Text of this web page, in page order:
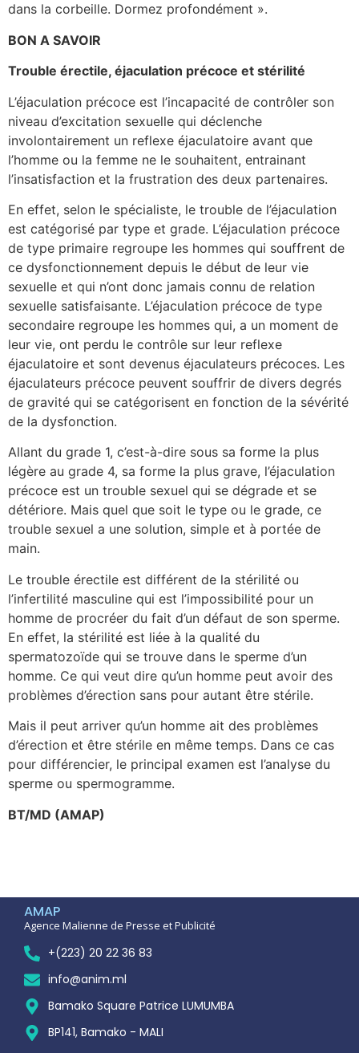
dans la corbeille. Dormez profondément ».
BON A SAVOIR
Trouble érectile, éjaculation précoce et stérilité
L’éjaculation précoce est l’incapacité de contrôler son
niveau d’excitation sexuelle qui déclenche
involontairement un reflexe éjaculatoire avant que
l’homme ou la femme ne le souhaitent, entrainant
l’insatisfaction et la frustration des deux partenaires.
En effet, selon le spécialiste, le trouble de l’éjaculation
est catégorisé par type et grade. L’éjaculation précoce
de type primaire regroupe les hommes qui souffrent de
ce dysfonctionnement depuis le début de leur vie
sexuelle et qui n’ont donc jamais connu de relation
sexuelle satisfaisante. L’éjaculation précoce de type
secondaire regroupe les hommes qui, a un moment de
leur vie, ont perdu le contrôle sur leur reflexe
éjaculatoire et sont devenus éjaculateurs précoces. Les
éjaculateurs précoce peuvent souffrir de divers degrés
de gravité qui se catégorisent en fonction de la sévérité
de la dysfonction.
Allant du grade 1, c’est-à-dire sous sa forme la plus
légère au grade 4, sa forme la plus grave, l’éjaculation
précoce est un trouble sexuel qui se dégrade et se
détériore. Mais quel que soit le type ou le grade, ce
trouble sexuel a une solution, simple et à portée de
main.
Le trouble érectile est différent de la stérilité ou
l’infertilité masculine qui est l’impossibilité pour un
homme de procréer du fait d’un défaut de son sperme.
En effet, la stérilité est liée à la qualité du
spermatozoïde qui se trouve dans le sperme d’un
homme. Ce qui veut dire qu’un homme peut avoir des
problèmes d’érection sans pour autant être stérile.
Mais il peut arriver qu’un homme ait des problèmes
d’érection et être stérile en même temps. Dans ce cas
pour différencier, le principal examen est l’analyse du
sperme ou spermogramme.
BT/MD (AMAP)
AMAP
Agence Malienne de Presse et Publicité
+(223) 20 22 36 83
info@anim.ml
Bamako Square Patrice LUMUMBA
BP141, Bamako - MALI